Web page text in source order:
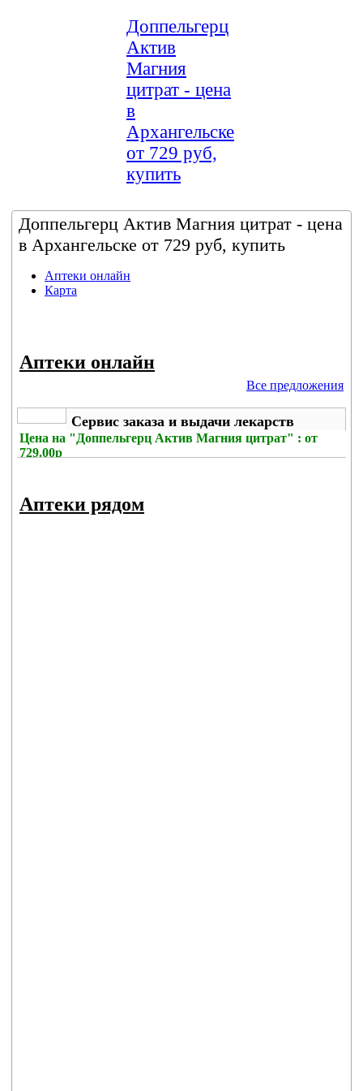
Доппельгерц
Актив
Магния
цитрат - цена
в
Архангельске
от 729 руб,
купить
Доппельгерц Актив Магния цитрат - цена
в Архангельске от 729 руб, купить
Аптеки онлайн
Карта
Аптеки онлайн
Все предложения
Сервис заказа и выдачи лекарств
Цена на "Доппельгерц Актив Магния цитрат" : от
729.00р
Аптеки рядом